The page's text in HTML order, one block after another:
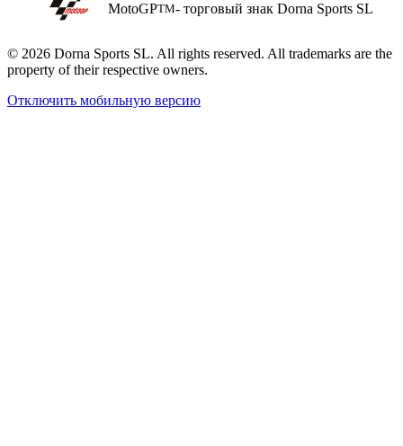
MotoGPTM- торговый знак Dorna Sports SL
© 2026 Dorna Sports SL. All rights reserved. All trademarks are the
property of their respective owners.
Отключить мобильную версию